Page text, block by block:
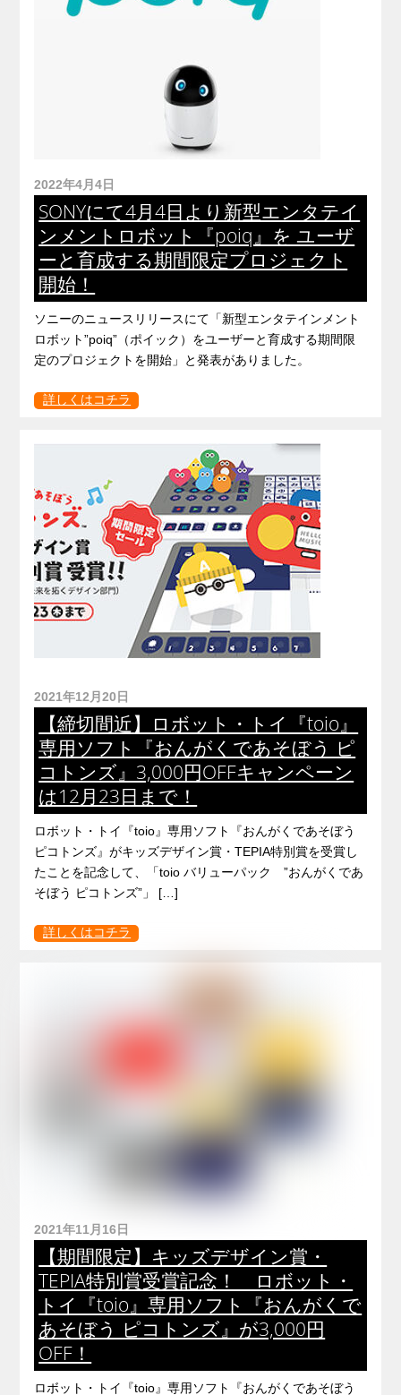
2022年4月4日
SONYにて4月4日より新型エンタテイ
ンメントロボット『poiq』を ユーザ
ーと育成する期間限定プロジェクト
開始！
ソニーのニュースリリースにて「新型エンタテインメント
ロボット”poiq”（ポイック）をユーザーと育成する期間限
定のプロジェクトを開始」と発表がありました。
詳しくはコチラ
2021年12月20日
【締切間近】ロボット・トイ『toio』
専用ソフト『おんがくであそぼう ピ
コトンズ』3,000円OFFキャンペーン
は12月23日まで！
ロボット・トイ『toio』専用ソフト『おんがくであそぼう
ピコトンズ』がキッズデザイン賞・TEPIA特別賞を受賞し
たことを記念して、「toio バリューパック ”おんがくであ
そぼう ピコトンズ”」 […]
詳しくはコチラ
2021年11月16日
【期間限定】キッズデザイン賞・
TEPIA特別賞受賞記念！ ロボット・
トイ『toio』専用ソフト『おんがくで
あそぼう ピコトンズ』が3,000円
OFF！
ロボット・トイ『toio』専用ソフト『おんがくであそぼう